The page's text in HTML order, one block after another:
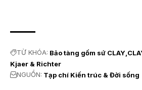
TỪ KHÓA: Bảo tàng gốm sứ CLAY
Kjaer & Richter
NGUỒN: Tạp chí Kiến trúc & Đời sống